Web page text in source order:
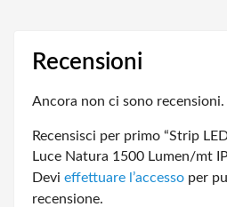
Recensioni
Ancora non ci sono recensioni.
Recensisci per primo “Strip
Luce Natura 1500 Lumen/mt
Devi effettuare l’accesso per
recensione.